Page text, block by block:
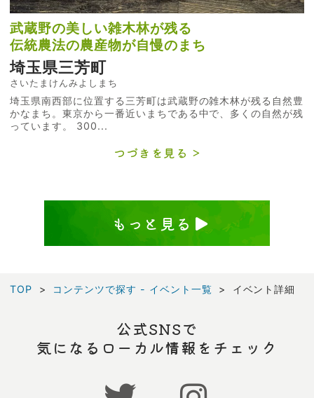
武蔵野の美しい雑木林が残る
伝統農法の農産物が自慢のまち
埼玉県三芳町
さいたまけんみよしまち
埼玉県南西部に位置する三芳町は武蔵野の雑木林が残る自然豊
かなまち。東京から一番近いまちである中で、多くの自然が残
っています。 300...
つづきを見る
もっと見る
TOP コンテンツで探す - イベント一覧 イベント詳細
公式SNSで
気になるローカル情報をチェック